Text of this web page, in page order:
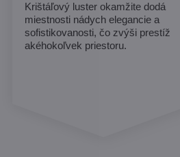
Krištáľový luster okamžite dodá
miestnosti nádych elegancie a
sofistikovanosti, čo zvýši prestíž
akéhokoľvek priestoru.